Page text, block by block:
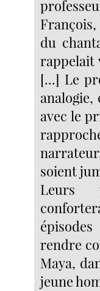
du
rappelait
[...] Le
analogie,
avec le
soient
Leurs
rendre
Maya,
jeune